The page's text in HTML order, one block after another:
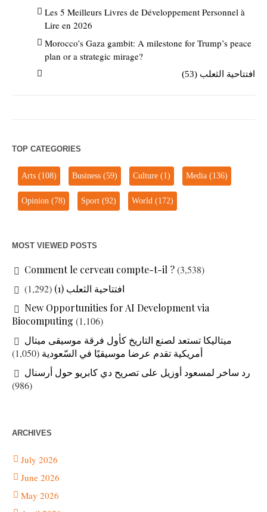
Les 5 Meilleurs Livres de Développement Personnel à
Lire en 2026
Morocco’s Gaza gambit: A milestone for Trump’s peace
plan or a strategic mirage?
افتتاحية الثعلب (53)
TOP CATEGORIES
Arts (108) Business (59) Culture (1) Media (136)
Opinion (78) Sport (92) World (172)
MOST VIEWED POSTS
Comment le cerveau compte-t-il ?(3,538)
افتتاحية الثعلب (1)
(1,292)
New Opportunities for AI Development via
Biocomputing (1,106)
ميتاليكا تستعد لصنع التاريخ كأول فرقة موسيقى ميتال
أمريكية تقدم عرضا موسيقيًا في السّعودية (1,050)
رد ساخر لمسعود أوزيل على تصريح دي كابريو حول أرسنال
(986)
ARCHIVES
July 2026
June 2026
May 2026